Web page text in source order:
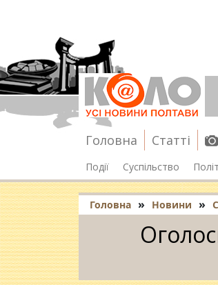
Головна Статті
Події Суспільство
Головна » Новини »